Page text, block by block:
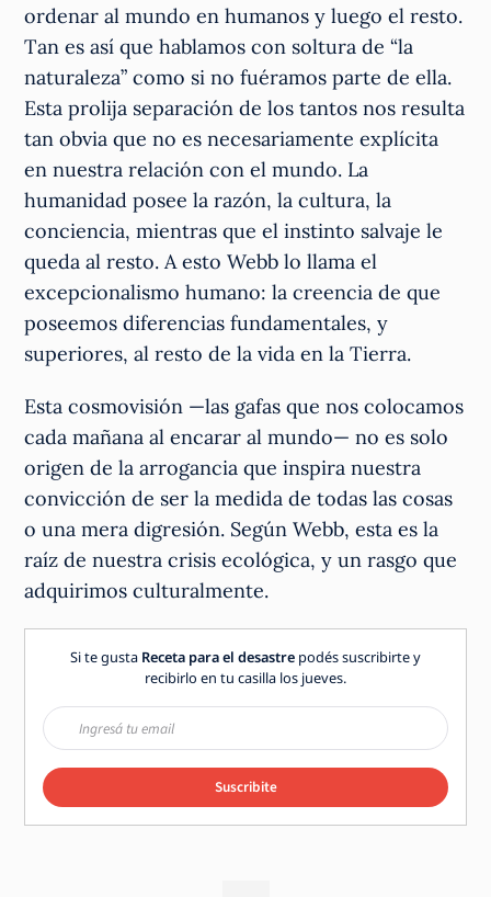
ordenar al mundo en humanos y luego el resto.
Tan es así que hablamos con soltura de “la
naturaleza” como si no fuéramos parte de ella.
Esta prolija separación de los tantos nos resulta
tan obvia que no es necesariamente explícita
en nuestra relación con el mundo. La
humanidad posee la razón, la cultura, la
conciencia, mientras que el instinto salvaje le
queda al resto. A esto Webb lo llama el
excepcionalismo humano: la creencia de que
poseemos diferencias fundamentales, y
superiores, al resto de la vida en la Tierra.
Esta cosmovisión —las gafas que nos colocamos
cada mañana al encarar al mundo— no es solo
origen de la arrogancia que inspira nuestra
convicción de ser la medida de todas las cosas
o una mera digresión. Según Webb, esta es la
raíz de nuestra crisis ecológica, y un rasgo que
adquirimos culturalmente.
Si te gusta Receta para el desastre podés suscribirte y
recibirlo en tu casilla los jueves.
Suscribite